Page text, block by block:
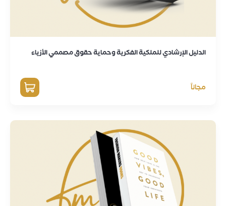
الدليل الإرشادي للملكية الفكرية وحماية حقوق مصممي الأزياء
مجاناً